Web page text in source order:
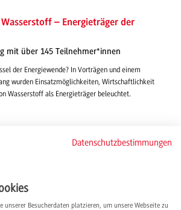
– Energieträger der
mit über 145 Teilnehmer*innen
der Energiewende? In Vorträgen und einem
wurden Einsatzmöglichkeiten, Wirtschaftlichkeit
Wasserstoff als Energieträger beleuchtet.
Datenschutzbestimmungen
unserer Besucherdaten platzieren, um unsere Webseite zu